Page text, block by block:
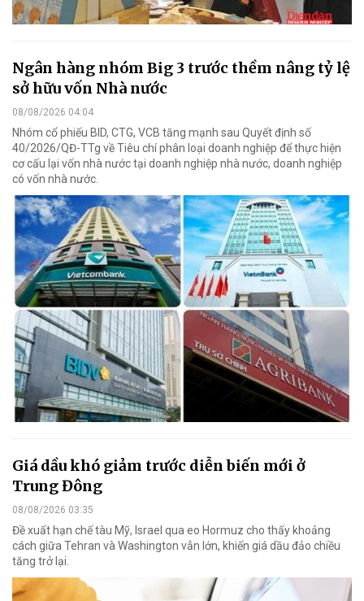
Ngân hàng nhóm Big 3 trước thềm nâng tỷ lệ
sở hữu vốn Nhà nước
08/08/2026 04:04
Nhóm cổ phiếu BID, CTG, VCB tăng mạnh sau Quyết định số
40/2026/QĐ-TTg về Tiêu chí phân loại doanh nghiệp để thực hiện
cơ cấu lại vốn nhà nước tại doanh nghiệp nhà nước, doanh nghiệp
có vốn nhà nước.
Giá dầu khó giảm trước diễn biến mới ở
Trung Đông
08/08/2026 03:35
Đề xuất hạn chế tàu Mỹ, Israel qua eo Hormuz cho thấy khoảng
cách giữa Tehran và Washington vẫn lớn, khiến giá dầu đảo chiều
tăng trở lại.